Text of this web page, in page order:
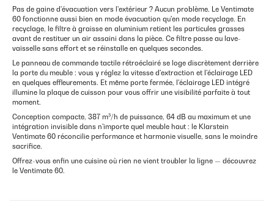
Pas de gaine d'évacuation vers l'extérieur ? Aucun problème. Le Ventimate
60 fonctionne aussi bien en mode évacuation qu'en mode recyclage. En
recyclage, le filtre à graisse en aluminium retient les particules grasses
avant de restituer un air assaini dans la pièce. Ce filtre passe au lave-
vaisselle sans effort et se réinstalle en quelques secondes.
Le panneau de commande tactile rétroéclairé se loge discrètement derrière
la porte du meuble : vous y réglez la vitesse d'extraction et l'éclairage LED
en quelques effleurements. Et même porte fermée, l'éclairage LED intégré
illumine la plaque de cuisson pour vous offrir une visibilité parfaite à tout
moment.
Conception compacte, 387 m³/h de puissance, 64 dB au maximum et une
intégration invisible dans n'importe quel meuble haut : le Klarstein
Ventimate 60 réconcilie performance et harmonie visuelle, sans le moindre
sacrifice.
Offrez-vous enfin une cuisine où rien ne vient troubler la ligne — découvrez
le Ventimate 60.